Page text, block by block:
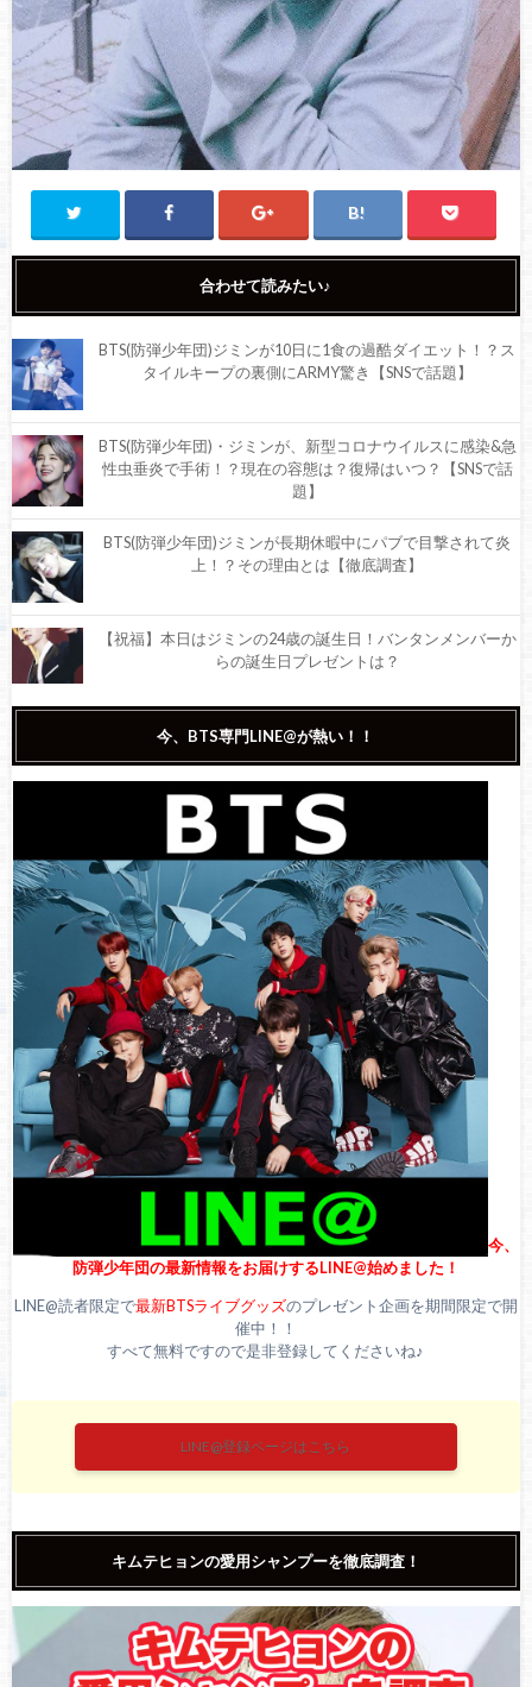
合わせて読みたい♪
BTS(防弾少年団)ジミンが10日に1食の過酷ダイエット！？ス
タイルキープの裏側にARMY驚き【SNSで話題】
BTS(防弾少年団)・ジミンが、新型コロナウイルスに感染&急
性虫垂炎で手術！？現在の容態は？復帰はいつ？【SNSで話
題】
BTS(防弾少年団)ジミンが長期休暇中にパブで目撃されて炎
上！？その理由とは【徹底調査】
【祝福】本日はジミンの24歳の誕生日！バンタンメンバーか
らの誕生日プレゼントは？
防弾少年団BTS『世界で最もハンサムな顔100人2018』あのメ
ンバーがノミネート！
防弾少年団BTS『世界で最もハンサムな顔100人2017』V・ジ
ョングク・ジミン・ランクイン！
BTSジミンがDiorのグローバルアンバサダーに就任！2023年
のサマーコレクションを着こなしたヴィジュアルが公開！パ
リのショーにも出席
【祝】本日10月13日は、 BTS(防弾少年団)ジミンの27歳の誕
生日！ARMYから祝福の声！
今、BTS専門LINE@が熱い！！
今、
防弾少年団の最新情報をお届けするLINE@始めました！
LINE@読者限定で最新BTSライブグッズのプレゼント企画を期間限定で開
催中！！
すべて無料ですので是非登録してくださいね♪
LINE@登録ページはこちら
キムテヒョンの愛用シャンプーを徹底調査！